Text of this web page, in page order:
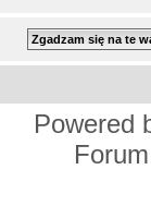
Powered